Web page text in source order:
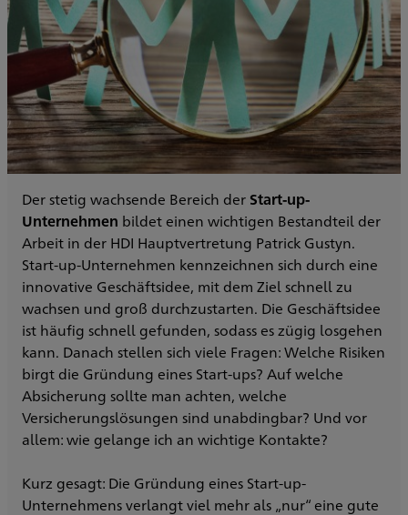
Der stetig wachsende Bereich der Start-up-
Unternehmen bildet einen wichtigen Bestandteil der
Arbeit in der HDI Hauptvertretung Patrick Gustyn.
Start-up-Unternehmen kennzeichnen sich durch eine
innovative Geschäftsidee, mit dem Ziel schnell zu
wachsen und groß durchzustarten. Die Geschäftsidee
ist häufig schnell gefunden, sodass es zügig losgehen
kann. Danach stellen sich viele Fragen: Welche Risiken
birgt die Gründung eines Start-ups? Auf welche
Absicherung sollte man achten, welche
Versicherungslösungen sind unabdingbar? Und vor
allem: wie gelange ich an wichtige Kontakte?
Kurz gesagt: Die Gründung eines Start-up-
Unternehmens verlangt viel mehr als „nur“ eine gute